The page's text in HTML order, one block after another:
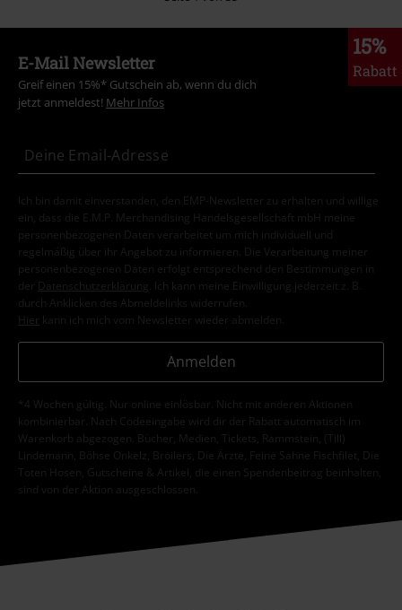
15%
Rabatt
E-Mail Newsletter
Greif einen 15%* Gutschein ab, wenn du dich
jetzt anmeldest! Mehr Infos
Ich bin damit einverstanden, den EMP-Newsletter zu erhalten und willige
ein, dass die E.M.P. Merchandising Handelsgesellschaft mbH meine
personenbezogenen Daten verarbeitet um mich individuell und
regelmäßig über ihr Angebot zu informieren. Die Verarbeitung meiner
personenbezogenen Daten erfolgt entsprechend den Bestimmungen in
der
Datenschutzerklärung
. Ich kann meine Einwilligung jederzeit z. B.
durch Anklicken des Abmeldelinks widerrufen.
Hier kann ich mich vom Newsletter wieder abmelden.
Anmelden
*4 Wochen gültig. Nur online einlösbar. Nicht mit anderen Aktionen
kombinierbar. Nach Codeeingabe wird dir der Rabatt automatisch im
Warenkorb abgezogen. Bücher, Medien, Tickets, Rammstein, (Till)
Lindemann, Böhse Onkelz, Broilers, Die Ärzte, Feine Sahne Fischfilet, Die
Toten Hosen, Gutscheine & Artikel, die einen Spendenbeitrag beinhalten,
sind von der Aktion ausgeschlossen.